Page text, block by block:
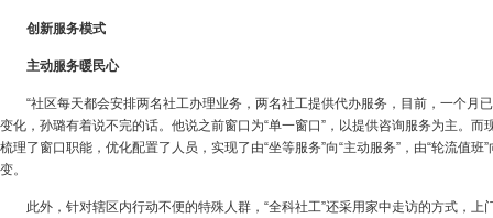
创新服务模式
主动服务暖民心
“社区每天都会安排两名社工办理业务，两名社工提供代办服务，目前，一个月
变化，孙璐有着说不完的话。他说之前窗口为“单一窗口”，以提供咨询服务为主。而
梳理了窗口职能，优化配置了人员，实现了由“坐等服务”向“主动服务”，由“轮流值班”
变。
此外，针对辖区内行动不便的特殊人群，“全科社工”还采用家中走访的方式，